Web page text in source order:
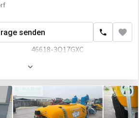
senden
46618-3Q17GXC
16000 L